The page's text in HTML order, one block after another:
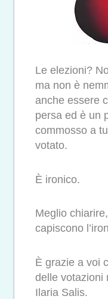
Le elezioni?
ma non è
anche essere
persa ed è un
commosso a
votato.
È ironico.
Meglio
capiscono
È grazie a voi
delle votazioni
Ilaria Salis.